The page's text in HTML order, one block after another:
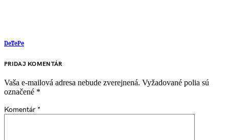
DeTePe
PRIDAJ KOMENTÁR
Vaša e-mailová adresa nebude zverejnená. Vyžadované polia sú
označené *
Komentár *